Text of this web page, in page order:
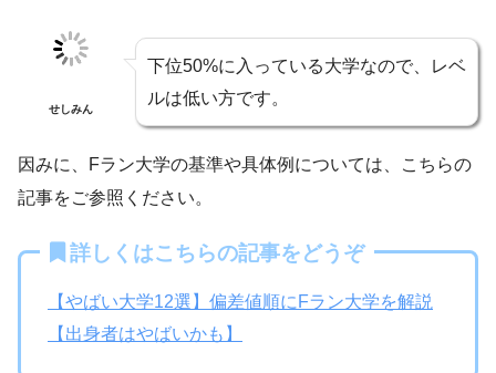
せしみん
下位50%に入っている大学なので、レベ
ルは低い方です。
因みに、Fラン大学の基準や具体例については、こちらの
記事をご参照ください。
詳しくはこちらの記事をどうぞ
【やばい大学12選】偏差値順にFラン大学を解説
【出身者はやばいかも】